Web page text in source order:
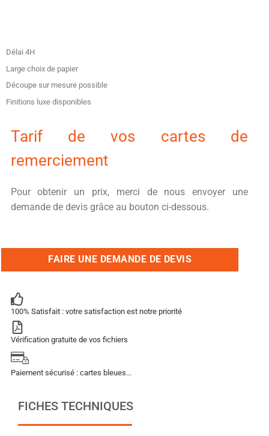
Délai 4H
Large choix de papier
Découpe sur mesure possible
Finitions luxe disponibles
Tarif de vos cartes de
remerciement
Pour obtenir un prix, merci de nous envoyer une
demande de devis grâce au bouton ci-dessous.
FAIRE UNE DEMANDE DE DEVIS
100% Satisfait : votre satisfaction est notre priorité
Vérification gratuite de vos fichiers
Paiement sécurisé : cartes bleues...
FICHES TECHNIQUES